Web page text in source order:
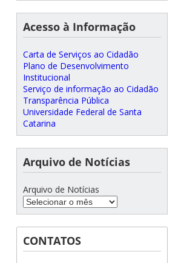
Acesso à Informação
Carta de Serviços ao Cidadão
Plano de Desenvolvimento
Institucional
Serviço de informação ao Cidadão
Transparência Pública
Universidade Federal de Santa
Catarina
Arquivo de Notícias
Arquivo de Notícias
CONTATOS